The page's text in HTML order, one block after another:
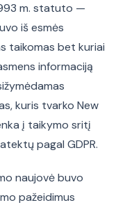
m. statuto —
iš esmės
taikomas bet kuriai
informaciją
kuris tvarko New
į taikymo sritį
pagal GDPR.
naujovė buvo
pažeidimus